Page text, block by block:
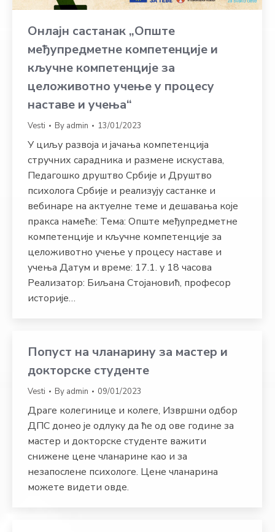
Онлајн састанак „Опште
међупредметне компетенције и
кључне компетенције за
целоживотно учење у процесу
наставе и учења“
Vesti By admin 13/01/2023
У циљу развоја и јачања компетенција
стручних сарадника и размене искустава,
Педагошко друштво Србије и Друштво
психолога Србије и реализују састанке и
вебинаре на актуелне теме и дешавања које
пракса намеће: Тема: Опште међупредметне
компетенције и кључне компетенције за
целоживотно учење у процесу наставе и
учења Датум и време: 17.1. у 18 часова
Реализатор: Биљана Стојановић, професор
историје…
Попуст на чланарину за мастер и
докторске студенте
Vesti By admin 09/01/2023
Драге колегинице и колеге, Извршни одбор
ДПС донео је одлуку да ће од ове године за
мастер и докторске студенте важити
снижене цене чланарине као и за
незапослене психологе. Цене чланарина
можете видети овде.